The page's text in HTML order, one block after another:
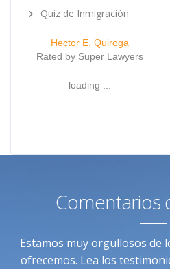
Quiz de Inmigración
Hector E. Quiroga
Rated by Super Lawyers
loading ...
Comentarios
Estamos muy orgullosos de
ofrecemos. Lea los